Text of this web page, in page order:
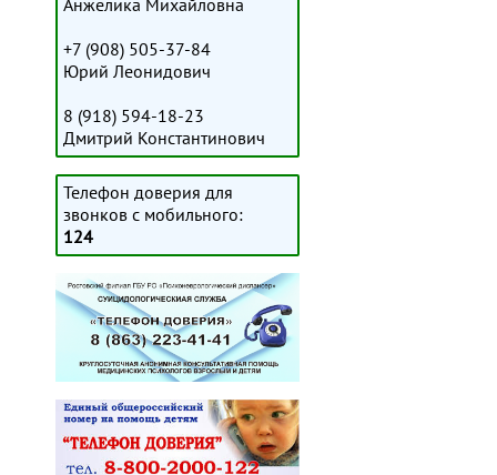
Анжелика Михайловна
+7 (908) 505-37-84
Юрий Леонидович
8 (918) 594-18-23
Дмитрий Константинович
Телефон доверия для
звонков с мобильного:
124